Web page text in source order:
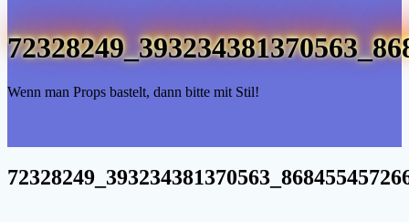
Wenn man Props bastelt, dann bitte mit Stil!